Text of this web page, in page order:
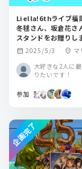
Liella!6thライブ福
冬毬さん、坂倉花さ
スタンドをお贈りし
calendar_month 2025/5/3 location_on マ
大好きな2人に
りたいです！
参加
企画完了